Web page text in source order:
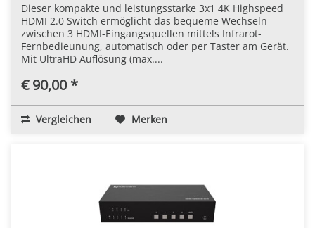
Dieser kompakte und leistungsstarke 3x1 4K Highspeed
HDMI 2.0 Switch ermöglicht das bequeme Wechseln
zwischen 3 HDMI-Eingangsquellen mittels Infrarot-
Fernbedieunung, automatisch oder per Taster am Gerät.
Mit UltraHD Auflösung (max....
€ 90,00 *
Vergleichen Merken